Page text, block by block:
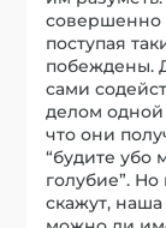
совершенно
поступая
побеждены.
сами
делом одной
что они
“будите убо
голубие”.
скажут, наша